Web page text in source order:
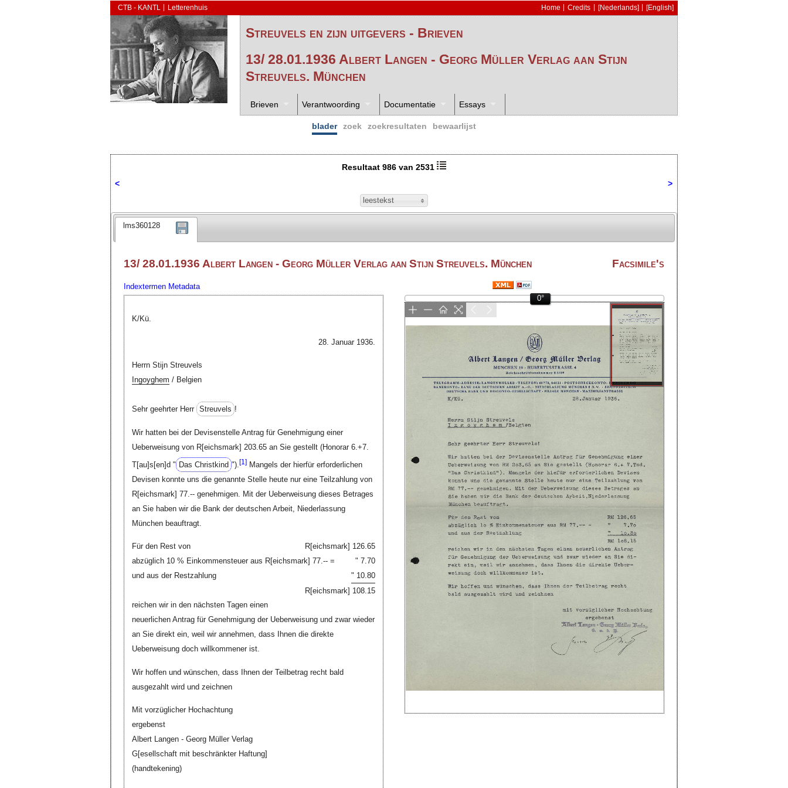
CTB - KANTL Letterenhuis Home Credits [Nederlands] [English]
Streuvels en zijn uitgevers - Brieven
13/ 28.01.1936 Albert Langen - Georg Müller Verlag aan Stijn
Streuvels. München
Brieven Verantwoording Documentatie Essays
blader zoek zoekresultaten bewaarlijst
<
Resultaat 986 van 2531
leestekst
>
lms360128
13/ 28.01.1936 Albert Langen - Georg Müller Verlag aan Stijn Streuvels. München
Indextermen Metadata
Facsimile's
K/Kü.
28. Januar 1936.
Herrn Stijn Streuvels
Ingoyghem / Belgien
Sehr geehrter Herr Streuvels !
Wir hatten bei der Devisenstelle Antrag für Genehmigung einer
Ueberweisung von R[eichsmark] 203.65 an Sie gestellt (Honorar 6.+7.
T[au]s[en]d " Das Christkind "). [1]Mangels der hierfür erforderlichen
Devisen konnte uns die genannte Stelle heute nur eine Teilzahlung von
R[eichsmark] 77.-- genehmigen. Mit der Ueberweisung dieses Betrages
an Sie haben wir die Bank der deutschen Arbeit, Niederlassung
München beauftragt.
Für den Rest von R[eichsmark] 126.65
abzüglich 10 % Einkommensteuer aus R[eichsmark] 77.-- =
" 7.70
und aus der Restzahlung
" 10.80
R[eichsmark] 108.15
reichen wir in den nächsten Tagen einen
neuerlichen Antrag für Genehmigung der Ueberweisung und zwar wieder
an Sie direkt ein, weil wir annehmen, dass Ihnen die direkte
Ueberweisung doch willkommener ist.
Wir hoffen und wünschen, dass Ihnen der Teilbetrag recht bald
ausgezahlt wird und zeichnen
Mit vorzüglicher Hochachtung
ergebenst
Albert Langen - Georg Müller Verlag
G[esellschaft mit beschränkter Haftung]
(handtekening)
0°